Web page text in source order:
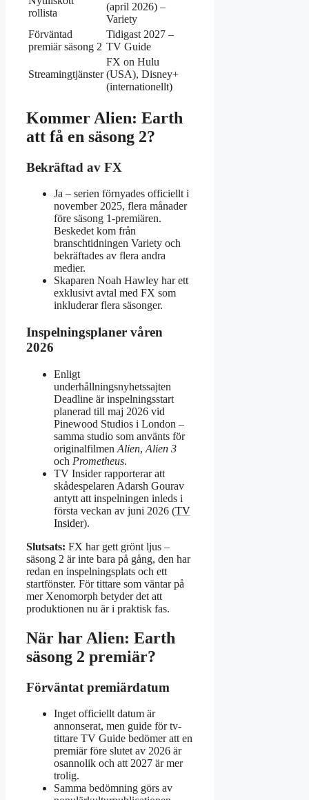
rollista
(april 2026) –
Variety
Förväntad
premiär säsong 2
Tidigast 2027 –
TV Guide
Streamingtjänster
FX on Hulu
(USA), Disney+
(internationellt)
Kommer Alien: Earth
att få en säsong 2?
Bekräftad av FX
Ja – serien förnyades officiellt i
november 2025, flera månader
före säsong 1-premiären.
Beskedet kom från
branschtidningen Variety och
bekräftades av flera andra
medier.
Skaparen Noah Hawley har ett
exklusivt avtal med FX som
inkluderar flera säsonger.
Inspelningsplaner våren
2026
Enligt
underhållningsnyhetssajten
Deadline är inspelningsstart
planerad till maj 2026 vid
Pinewood Studios i London –
samma studio som använts för
originalfilmen Alien, Alien 3
och Prometheus.
TV Insider rapporterar att
skådespelaren Adarsh Gourav
antytt att inspelningen inleds i
första veckan av juni 2026 (TV
Insider).
Slutsats: FX har gett grönt ljus –
säsong 2 är inte bara på gång, den har
redan en inspelningsplats och ett
startfönster. För tittare som väntar på
mer Xenomorph betyder det att
produktionen nu är i praktisk fas.
När har Alien: Earth
säsong 2 premiär?
Förväntat premiärdatum
Inget officiellt datum är
annonserat, men guide för tv-
tittare TV Guide bedömer att en
premiär före slutet av 2026 är
osannolik och att 2027 är mer
trolig.
Samma bedömning görs av